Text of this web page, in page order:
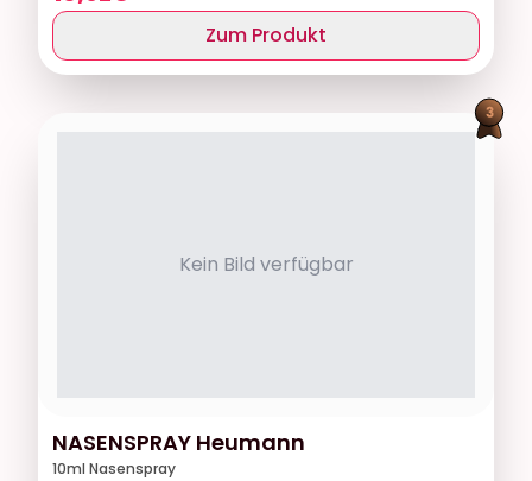
Zum Produkt
Kein Bild verfügbar
NASENSPRAY Heumann
10ml Nasenspray